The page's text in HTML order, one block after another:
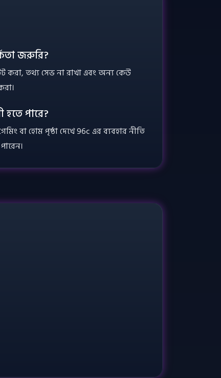
জরুরি?
তথ্য সেভ না রাখা এবং অন্য কেউ
পারে?
বা হোম পৃষ্ঠা দেখে 96c এর ব্যবহার নীতি